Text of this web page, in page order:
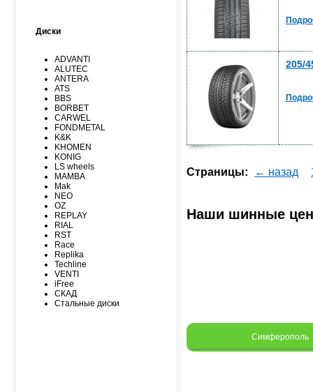
LAUFENN
MARSHAL
MATADOR
MAXXIS
MICHELIN
MIRAGE
NEXEN
NITTO
NOKIAN
NOKIAN NORDMAN
Nordman Nordman
ONYX
PACE
PIRELLI
PIRELLI Formula
ROADCRUZA
ROADKING
ROADMARCH
ROADSTONE
ROTALLA
SAILUN
SATOYA
SONIX
SUNFULL
TIGAR
TORERO
TORQUE
Диски
ADVANTI
ALUTEC
ANTERA
ATS
BBS
BORBET
CARWEL
FONDMETAL
K&K
KHOMEN
KONIG
LS wheels
MAMBA
Mak
NEO
OZ
REPLAY
RIAL
RST
Race
Replika
Techline
VENTI
iFree
СКАД
Стальные диски
205/
Страницы: ← назад
Наши шинные
Симферополь